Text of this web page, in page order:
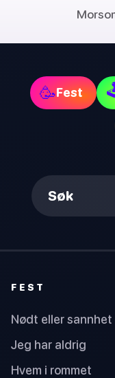
🥳Fest
Søk
FEST
Nødt eller sannhet
Jeg har aldrig
Hvem i rommet